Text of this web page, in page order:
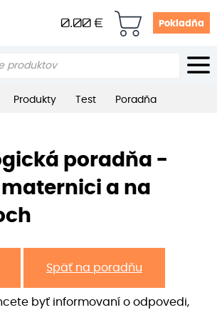
0.00 € Pokladňa
Produkty Test Poradňa
poradňa -
a na
Späť na poradňu
byť informovaní o odpovedi,